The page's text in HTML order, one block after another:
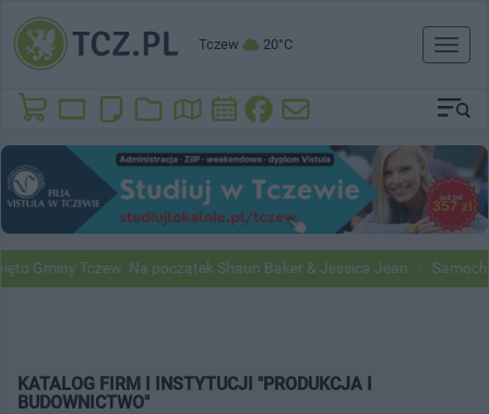
Tczew 20°C
Toggle
Tczew. Na początek Shaun Baker & Jessica Jean Samochody
KATALOG FIRM I INSTYTUCJI "PRODUKCJA I
BUDOWNICTWO"